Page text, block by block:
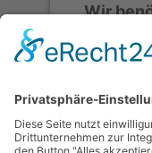
Wir
Service
Wir
Discord,